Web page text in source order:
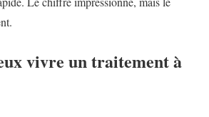
vivre un traitement à